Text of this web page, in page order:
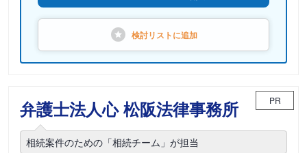
検討リストに追加
弁護士法人心 松阪法律事務所 PR
相続案件のための「相続チーム」が担当